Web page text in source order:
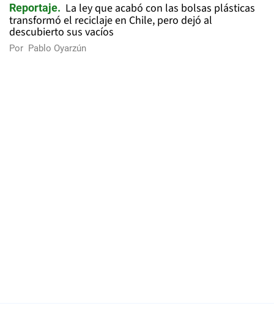
Reportaje
La ley que acabó con las bolsas plásticas
transformó el reciclaje en Chile, pero dejó al
descubierto sus vacíos
Por Pablo Oyarzún